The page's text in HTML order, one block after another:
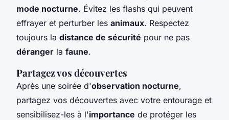
mode nocturne. Évitez les flashs qui peuvent
effrayer et perturber les animaux. Respectez
toujours la distance de sécurité pour ne pas
déranger la faune.
Partagez vos découvertes
Après une soirée d'observation nocturne,
partagez vos découvertes avec votre entourage et
sensibilisez-les à l'importance de protéger les